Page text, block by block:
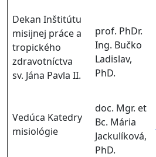
Dekan Inštitútu
misijnej práce a
tropického
zdravotníctva
sv. Jána Pavla II.
prof. PhDr.
Ing. Bučko
Ladislav,
PhD.
Vedúca Katedry
misiológie
doc. Mgr. et
Bc. Mária
Jackulíková,
PhD.